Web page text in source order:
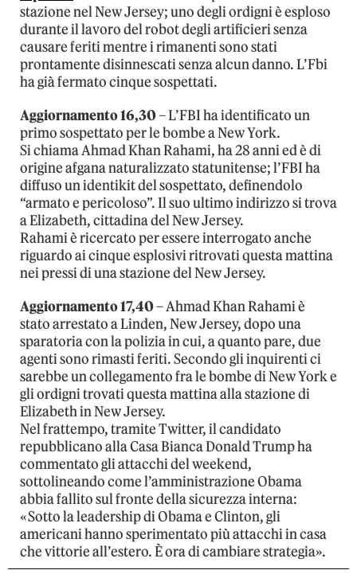
stazione nel New Jersey; uno degli ordigni è esploso
durante il lavoro del robot degli artificieri senza
causare feriti mentre i rimanenti sono stati
prontamente disinnescati senza alcun danno. L’Fbi
ha già fermato cinque sospettati.
Aggiornamento 16,30– L’FBI ha identificato un
primo sospettato per le bombe a New York.
Si chiama Ahmad Khan Rahami, ha 28 anni ed è di
origine afgana naturalizzato statunitense; l’FBI ha
diffuso un identikit del sospettato, definendolo
“armato e pericoloso”. Il suo ultimo indirizzo si trova
a Elizabeth, cittadina del New Jersey.
Rahami è ricercato per essere interrogato anche
riguardo ai cinque esplosivi ritrovati questa mattina
nei pressi di una stazione del New Jersey.
Aggiornamento 17,40– Ahmad Khan Rahami è
stato arrestato a Linden, New Jersey, dopo una
sparatoria con la polizia in cui, a quanto pare, due
agenti sono rimasti feriti. Secondo gli inquirenti ci
sarebbe un collegamento fra le bombe di New York e
gli ordigni trovati questa mattina alla stazione di
Elizabeth in New Jersey.
Nel frattempo, tramite Twitter, il candidato
repubblicano alla Casa Bianca Donald Trump ha
commentato gli attacchi del weekend,
sottolineando come l’amministrazione Obama
abbia fallito sul fronte della sicurezza interna:
«Sotto la leadership di Obama e Clinton, gli
americani hanno sperimentato più attacchi in casa
che vittorie all’estero. È ora di cambiare strategia».